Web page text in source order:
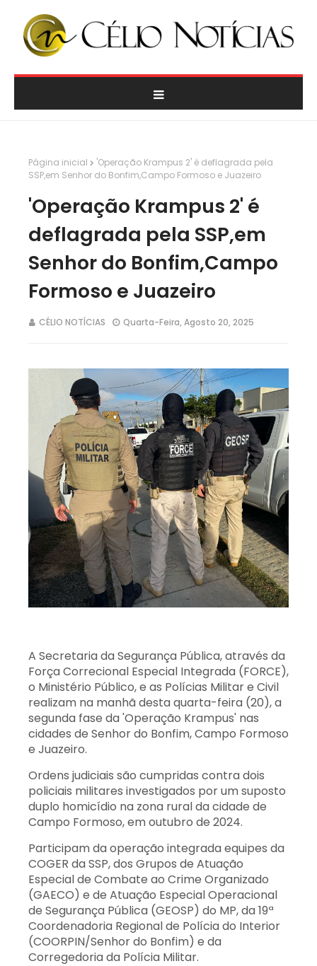
Página inicial
'Operação Krampus 2' é deflagrada pela
SSP,em Senhor do Bonfim,Campo Formoso e Juazeiro
'Operação Krampus 2' é
deflagrada pela SSP,em
Senhor do Bonfim,Campo
Formoso e Juazeiro
CÉLIO NOTÍCIAS Quarta-Feira, Agosto 20, 2025
A Secretaria da Segurança Pública, através da
Força Correcional Especial Integrada (FORCE),
o Ministério Público, e as Polícias Militar e Civil
realizam na manhã desta quarta-feira (20), a
segunda fase da 'Operação Krampus' nas
cidades de Senhor do Bonfim, Campo Formoso
e Juazeiro.
Ordens judiciais são cumpridas contra dois
policiais militares investigados por um suposto
duplo homicídio na zona rural da cidade de
Campo Formoso, em outubro de 2024.
Participam da operação integrada equipes da
COGER da SSP, dos Grupos de Atuação
Especial de Combate ao Crime Organizado
(GAECO) e de Atuação Especial Operacional
de Segurança Pública (GEOSP) do MP, da 19ª
Coordenadoria Regional de Polícia do Interior
(COORPIN/Senhor do Bonfim) e da
Corregedoria da Polícia Militar.